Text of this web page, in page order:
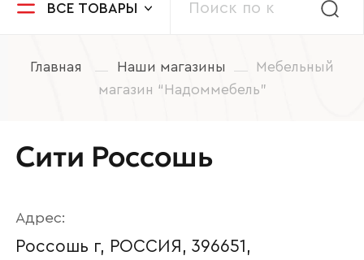
ВСЕ ТОВАРЫ
Главная Наши магазины
Мебельный
магазин “Надоммебель”
Сити Россошь
Адрес:
Россошь г, РОССИЯ, 396651,